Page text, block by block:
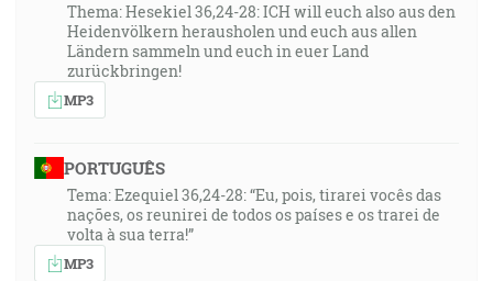
Thema: Hesekiel 36,24-28: ICH will euch also aus den
Heidenvölkern herausholen und euch aus allen
Ländern sammeln und euch in euer Land
zurückbringen!
MP3
PORTUGUÊS
Tema: Ezequiel 36,24-28: “Eu, pois, tirarei vocês das
nações, os reunirei de todos os países e os trarei de
volta à sua terra!”
MP3